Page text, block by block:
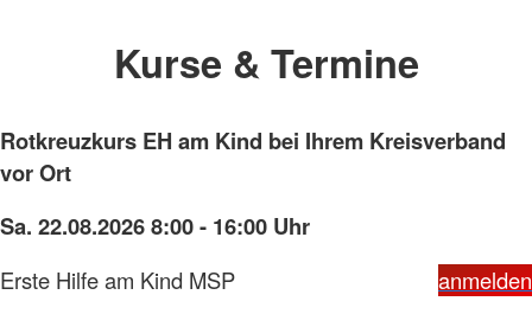
Kurse & Termine
Rotkreuzkurs EH am Kind bei Ihrem Kreisverband
vor Ort
Sa. 22.08.2026 8:00 - 16:00 Uhr
Erste Hilfe am Kind MSP
anmelden